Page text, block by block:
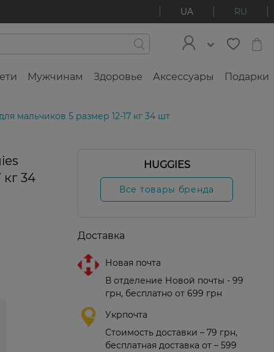
UA RU
Мужчинам Здоровье Аксессуары Подарки
мальчиков 5 размер 12-17 кг 34 шт
34
HUGGIES
Все товары бренда
Доставка
Новая почта
В отделение Новой почты - 99
грн, бесплатно от 699 грн
Укрпочта
Стоимость доставки – 79 грн,
бесплатная доставка от – 599